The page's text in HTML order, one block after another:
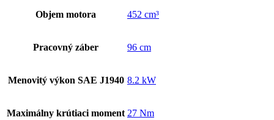
Objem motora 452 cm³
Pracovný záber 96 cm
Menovitý výkon SAE J1940 8.2 kW
Maximálny krútiaci moment 27 Nm